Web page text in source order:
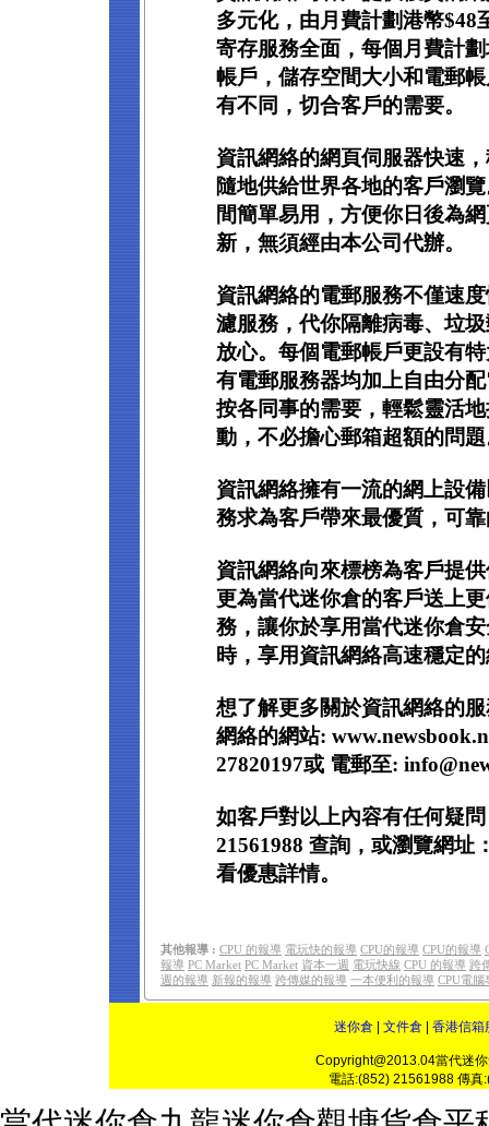
多元化，由月費計劃港幣$48
寄存服務全面，每個月費計
帳戶，儲存空間大小和電郵
有不同，切合客戶的需要。
資訊網絡的網頁伺服器快速
隨地供給世界各地的客戶瀏
間簡單易用，方便你日後為
新，無須經由本公司代辦。
資訊網絡的電郵服務不僅速
濾服務，代你隔離病毒、垃
放心。每個電郵帳戶更設有
有電郵服務器均加上自由分
按各同事的需要，輕鬆靈活
動，不必擔心郵箱超額的問
資訊網絡擁有一流的網上設
務求為客戶帶來最優質，可
資訊網絡向來標榜為客戶提
更為當代迷你倉的客戶送上
務，讓你於享用當代迷你倉
時，享用資訊網絡高速穩定
想了解更多關於資訊網絡的
網絡的網站:
27820197或 電郵至:
如客戶對以上內容有任何疑
21561988 查詢，或瀏覽網址
看優惠詳情。
其他報導 : CPU 的報導 電玩快的報導 CPU的報導 CPU的報導
報導 PC Market PC Market 資本一週 電玩快線 CPU 的報導 跨
週的報導 新報的報導 跨傳媒的報導 一本便利的報導 CPU電腦
迷你倉| 文件倉| 香港信箱
Copyright@2013.04當代迷
電話:(852) 21561988 傳